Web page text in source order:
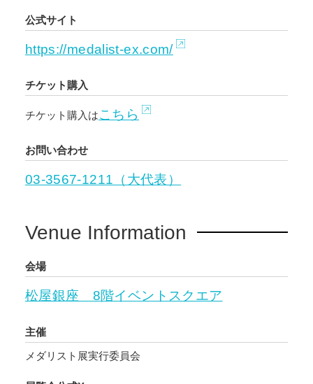
公式サイト
https://medalist-ex.com/
チケット購入
チケット購入はこちら
お問い合わせ
03-3567-1211（大代表）
Venue Information
会場
松屋銀座 8階イベントスクエア
主催
メダリスト展実行委員会